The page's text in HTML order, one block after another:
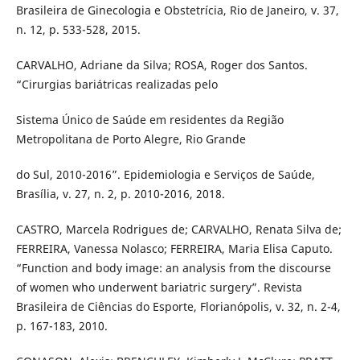
Brasileira de Ginecologia e Obstetrícia, Rio de Janeiro, v. 37,
n. 12, p. 533-528, 2015.
CARVALHO, Adriane da Silva; ROSA, Roger dos Santos.
“Cirurgias bariátricas realizadas pelo
Sistema Único de Saúde em residentes da Região
Metropolitana de Porto Alegre, Rio Grande
do Sul, 2010-2016”. Epidemiologia e Serviços de Saúde,
Brasília, v. 27, n. 2, p. 2010-2016, 2018.
CASTRO, Marcela Rodrigues de; CARVALHO, Renata Silva de;
FERREIRA, Vanessa Nolasco; FERREIRA, Maria Elisa Caputo.
“Function and body image: an analysis from the discourse
of women who underwent bariatric surgery”. Revista
Brasileira de Ciências do Esporte, Florianópolis, v. 32, n. 2-4,
p. 167-183, 2010.